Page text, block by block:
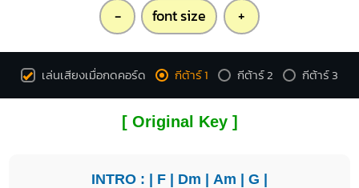
- font size +
เล่นเสียงเมื่อกดคอร์ด กีต้าร์ 1 กีต้าร์ 2 กีต้าร์ 3
[ Original Key ]
INTRO : | F | Dm | Am | G |